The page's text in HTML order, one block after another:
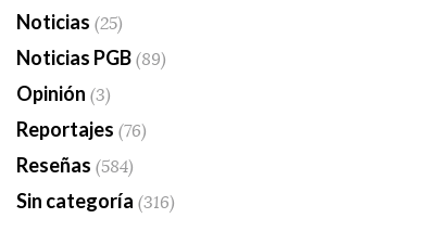
Noticias (25)
Noticias PGB (89)
Opinión (3)
Reportajes (76)
Reseñas (584)
Sin categoría (316)